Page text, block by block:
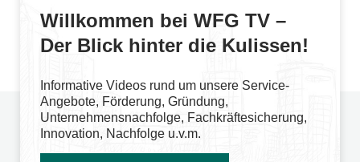
Willkommen bei WFG TV –
Der Blick hinter die Kulissen!
Informative Videos rund um unsere Service-
Angebote, Förderung, Gründung,
Unternehmensnachfolge, Fachkräftesicherung,
Innovation, Nachfolge u.v.m.